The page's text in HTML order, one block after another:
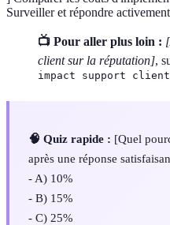
Surveiller et répondre
📺 Pour aller plus loin :
client sur la réputation],
impact support
🧠 Quiz rapide : [Quel
après une réponse
- A) 10%
- B) 15%
- C) 25%